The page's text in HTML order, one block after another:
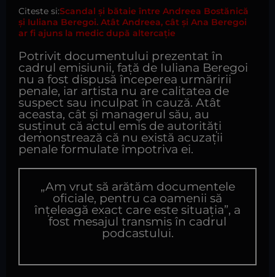
Citeste si:Scandal și bătaie între Andreea Bostănică
și Iuliana Beregoi. Atât Andreea, cât și Ana Beregoi
ar fi ajuns la medic după altercație
Potrivit documentului prezentat în
cadrul emisiunii, față de Iuliana Beregoi
nu a fost dispusă începerea urmăririi
penale, iar artista nu are calitatea de
suspect sau inculpat în cauză. Atât
aceasta, cât și managerul său, au
susținut că actul emis de autorități
demonstrează că nu există acuzații
penale formulate împotriva ei.
„Am vrut să arătăm documentele
oficiale, pentru ca oamenii să
înțeleagă exact care este situația”, a
fost mesajul transmis în cadrul
podcastului.